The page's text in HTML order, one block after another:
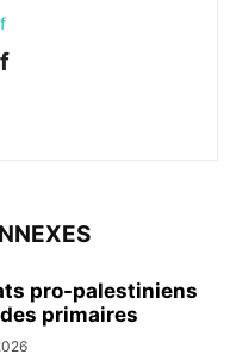
pro-palestiniens
primaires